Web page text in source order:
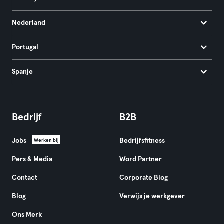
Nederland
Portugal
Spanje
Bedrijf
Jobs Werken bij
Pers & Media
Contact
Blog
Ons Merk
B2B
Bedrijfsfitness
Word Partner
Corporate Blog
Verwijs je werkgever